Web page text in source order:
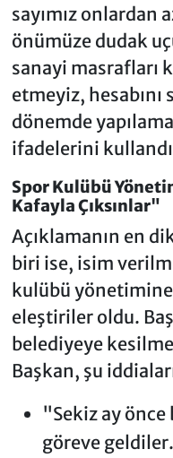
sayımız onlardan
önümüze dudak
sanayi masrafları
etmeyiz, hesabını
dönemde
ifadelerini
Spor Kulübü
Kafayla Çıksınlar"
Açıklamanın en
biri ise, isim
kulübü yönetimine
eleştiriler oldu.
belediyeye
Başkan, şu
"Sekiz ay önce
göreve